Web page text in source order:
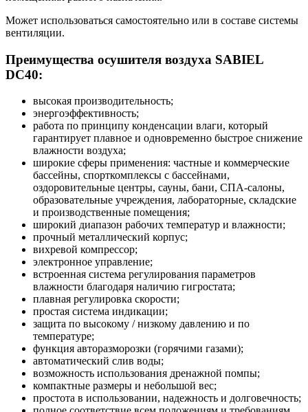
Может использоваться самостоятельно или в составе системы
вентиляции.
Преимущества осушителя воздуха SABIEL
DC40:
высокая производительность;
энергоэффективность;
работа по принципу конденсации влаги, который
гарантирует плавное и одновременно быстрое снижение
влажности воздуха;
широкие сферы применения: частные и коммерческие
бассейны, спорткомплексы с бассейнами,
оздоровительные центры, сауны, бани, СПА-салоны,
образовательные учреждения, лабораторные, складские
и производственные помещения;
широкий диапазон рабочих температур и влажности;
прочный металлический корпус;
вихревой компрессор;
электронное управление;
встроенная система регулирования параметров
влажности благодаря наличию гигростата;
плавная регулировка скорости;
простая система индикации;
защита по высокому / низкому давлению и по
температуре;
функция авторазморозки (горячими газами);
автоматический слив воды;
возможность использования дренажной помпы;
компактные размеры и небольшой вес;
простота в использовании, надежность и долговечность;